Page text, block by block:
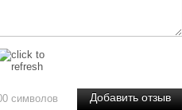
символов